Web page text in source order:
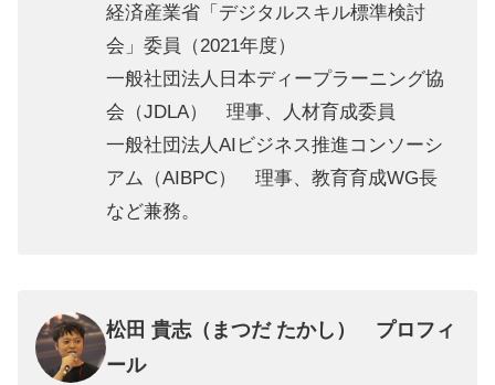
経済産業省「デジタルスキル標準検討
会」委員（2021年度）​
一般社団法人日本ディープラーニング協
会（JDLA） 理事、人材育成委員​
一般社団法人AIビジネス推進コンソーシ
アム（AIBPC） 理事、教育育成WG長
など兼務。
松田 貴志（まつだ たかし） プロフィ
ール